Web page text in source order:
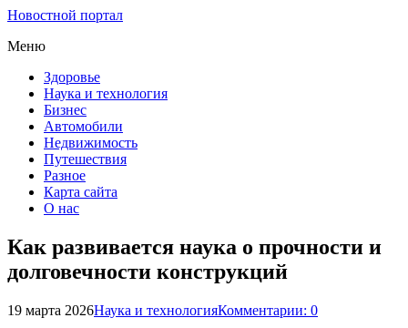
Новостной портал
Меню
Здоровье
Наука и технология
Бизнес
Автомобили
Недвижимость
Путешествия
Разное
Карта сайта
О нас
Как развивается наука о прочности и
долговечности конструкций
19 марта 2026Наука и технологияКомментарии: 0